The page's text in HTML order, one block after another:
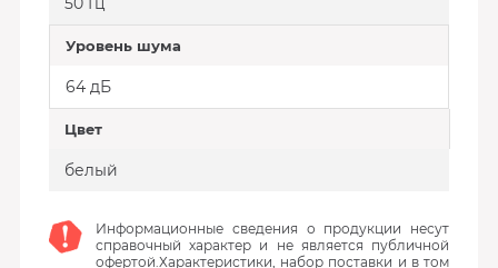
Уровень шума
64 дБ
Цвет
белый
Информационные сведения о продукции несут
справочный характер и не является публичной
офертой.Характеристики, набор поставки и в том